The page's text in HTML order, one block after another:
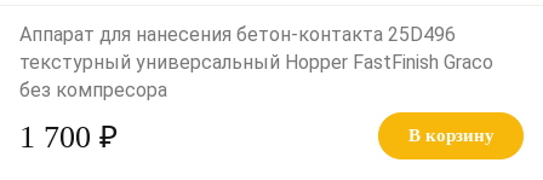
Аппарат для нанесения бетон-контакта 25D496
текстурный универсальный Hopper FastFinish Graco
без компресора
1 700 ₽ В корзину